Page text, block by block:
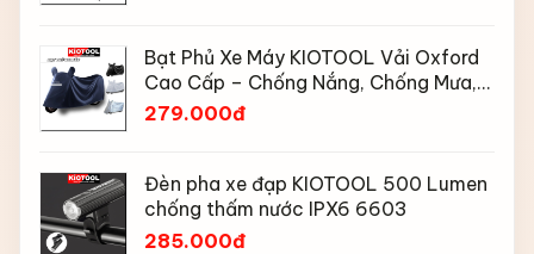
Bạt Phủ Xe Máy KIOTOOL Vải Oxford
Cao Cấp – Chống Nắng, Chống Mưa,
Chống Bụi, Chống Tia UV, Có Phản
279.000đ
Đèn pha xe đạp KIOTOOL 500 Lumen
chống thấm nước IPX6 6603
285.000đ